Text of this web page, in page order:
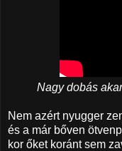
Nagy dobás
Nem azért nyugger
és a már bőven
kor őket koránt sem